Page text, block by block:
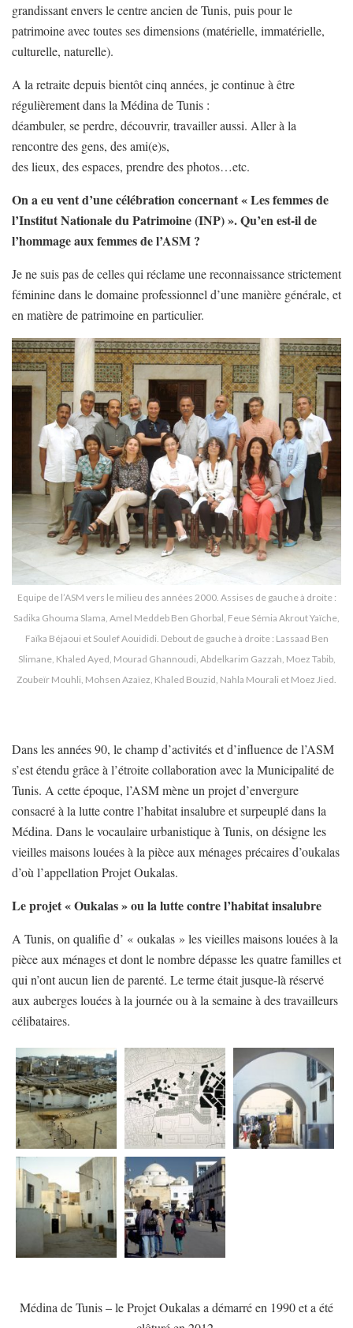
grandissant envers le centre ancien de Tunis, puis pour le
patrimoine avec toutes ses dimensions (matérielle, immatérielle,
culturelle, naturelle).
A la retraite depuis bientôt cinq années, je continue à être
régulièrement dans la Médina de Tunis :
déambuler, se perdre, découvrir, travailler aussi. Aller à la
rencontre des gens, des ami(e)s,
des lieux, des espaces, prendre des photos…etc.
On a eu vent d’une célébration concernant « Les femmes de
l’Institut Nationale du Patrimoine (INP) ». Qu’en est-il de
l’hommage aux femmes de l’ASM ?
Je ne suis pas de celles qui réclame une reconnaissance strictement
féminine dans le domaine professionnel d’une manière générale, et
en matière de patrimoine en particulier.
Equipe de l’ASM vers le milieu des années 2000. Assises de gauche à droite :
Sadika Ghouma Slama, Amel Meddeb Ben Ghorbal, Feue Sémia Akrout Yaïche,
Faïka Béjaoui et Soulef Aouididi. Debout de gauche à droite : Lassaad Ben
Slimane, Khaled Ayed, Mourad Ghannoudi, Abdelkarim Gazzah, Moez Tabib,
Zoubeïr Mouhli, Mohsen Azaïez, Khaled Bouzid, Nahla Mourali et Moez Jied.
Dans les années 90, le champ d’activités et d’influence de l’ASM
s’est étendu grâce à l’étroite collaboration avec la Municipalité de
Tunis. A cette époque, l’ASM mène un projet d’envergure
consacré à la lutte contre l’habitat insalubre et surpeuplé dans la
Médina. Dans le vocaulaire urbanistique à Tunis, on désigne les
vieilles maisons louées à la pièce aux ménages précaires d’oukalas
d’où l’appellation Projet Oukalas.
Le projet « Oukalas » ou la lutte contre l’habitat insalubre
A Tunis, on qualifie d’ « oukalas » les vieilles maisons louées à la
pièce aux ménages et dont le nombre dépasse les quatre familles et
qui n’ont aucun lien de parenté. Le terme était jusque-là réservé
aux auberges louées à la journée ou à la semaine à des travailleurs
célibataires.
Médina de Tunis – le Projet Oukalas a démarré en 1990 et a été